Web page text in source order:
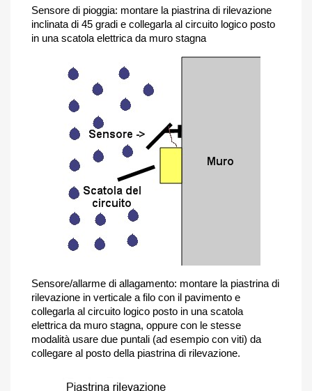
Sensore di pioggia: montare la piastrina di rilevazione
inclinata di 45 gradi e collegarla al circuito logico posto
in una scatola elettrica da muro stagna
Sensore/allarme di allagamento: montare la piastrina di
rilevazione in verticale a filo con il pavimento e
collegarla al circuito logico posto in una scatola
elettrica da muro stagna, oppure con le stesse
modalità usare due puntali (ad esempio con viti) da
collegare al posto della piastrina di rilevazione.